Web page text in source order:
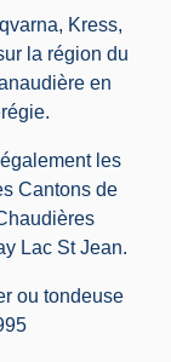
Kress,
la région du
en
les
Cantons de
Lac St Jean.
ou tondeuse